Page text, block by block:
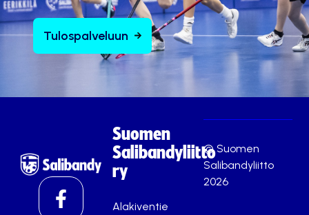
Tulospalveluun
Suomen
Salibandyliitto
ry
Alakiventie
© Suomen
Salibandyliitto
2026